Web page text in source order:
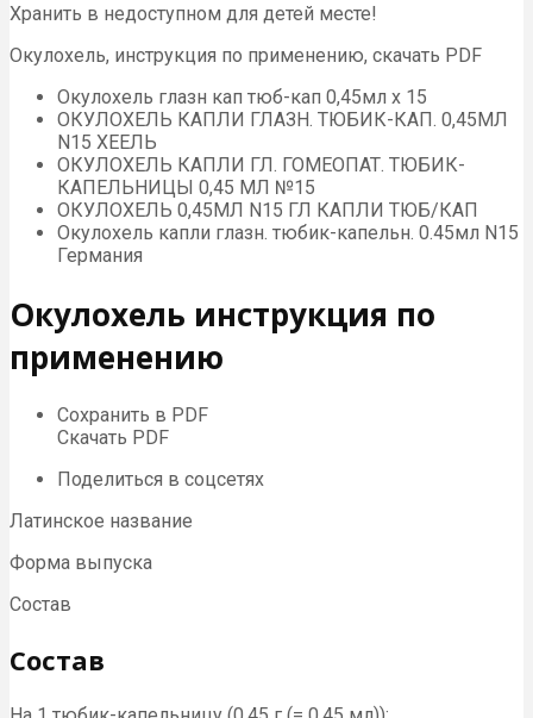
Хранить в недоступном для детей месте!
Окулохель, инструкция по применению, скачать PDF
Окулохель глазн кап тюб-кап 0,45мл х 15
ОКУЛОХЕЛЬ КАПЛИ ГЛАЗН. ТЮБИК-КАП. 0,45МЛ
N15 ХЕЕЛЬ
ОКУЛОХЕЛЬ КАПЛИ ГЛ. ГОМЕОПАТ. ТЮБИК-
КАПЕЛЬНИЦЫ 0,45 МЛ №15
ОКУЛОХЕЛЬ 0,45МЛ N15 ГЛ КАПЛИ ТЮБ/КАП
Окулохель капли глазн. тюбик-капельн. 0.45мл N15
Германия
Окулохель инструкция по
применению
Сохранить в PDF
Скачать PDF
Поделиться в соцсетях
Латинское название
Форма выпуска
Состав
Состав